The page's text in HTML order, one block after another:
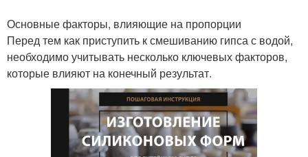
Основные факторы, влияющие на пропорции
Перед тем как приступить к смешиванию гипса с водой,
необходимо учитывать несколько ключевых факторов,
которые влияют на конечный результат.